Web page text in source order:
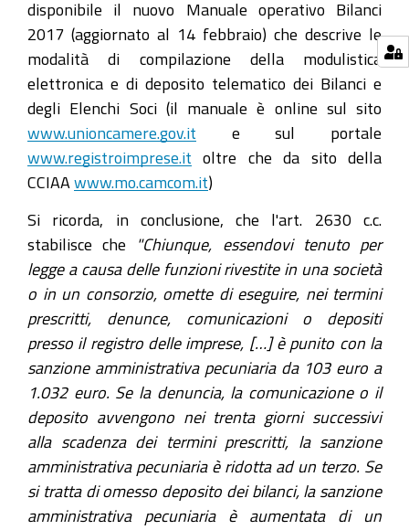
disponibile il nuovo Manuale operativo Bilanci
2017 (aggiornato al 14 febbraio) che descrive le
modalità di compilazione della modulistica
elettronica e di deposito telematico dei Bilanci e
degli Elenchi Soci (il manuale è online sul sito
www.unioncamere.gov.it e sul portale
www.registroimprese.it oltre che da sito della
CCIAA www.mo.camcom.it)
Si ricorda, in conclusione, che l'art. 2630 c.c.
stabilisce che
"Chiunque, essendovi tenuto per
legge a causa delle funzioni rivestite in una società
o in un consorzio, omette di eseguire, nei termini
prescritti, denunce, comunicazioni o depositi
presso il registro delle imprese, […] è punito con la
sanzione amministrativa pecuniaria da 103 euro a
1.032 euro. Se la denuncia, la comunicazione o il
deposito avvengono nei trenta giorni successivi
alla scadenza dei termini prescritti, la sanzione
amministrativa pecuniaria è ridotta ad un terzo. Se
si tratta di omesso deposito dei bilanci, la sanzione
amministrativa pecuniaria è aumentata di un